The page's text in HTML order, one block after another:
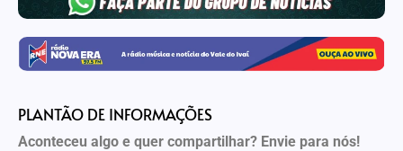
PLANTÃO DE INFORMAÇÕES
Aconteceu algo e quer compartilhar? Envie para nós!